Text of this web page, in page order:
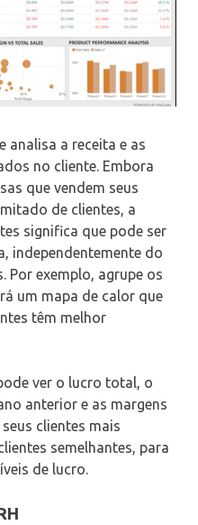
analisa a receita e as
no cliente. Embora
que vendem seus
de clientes, a
significa que pode ser
independentemente do
Por exemplo, agrupe os
um mapa de calor que
têm melhor
ver o lucro total, o
anterior e as margens
clientes mais
semelhantes, para
de lucro.